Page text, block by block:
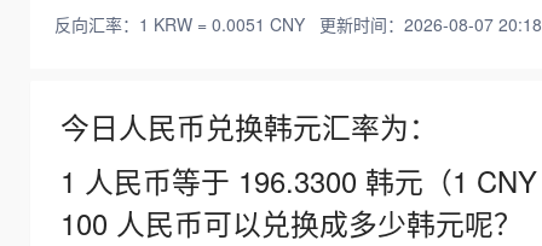
反向汇率：1 KRW = 0.0051 CNY 更新时间：2026-08-07
今日人民币兑换韩元汇率为：
1 人民币等于 196.3300 韩元（1
100 人民币可以兑换成多少韩元呢？